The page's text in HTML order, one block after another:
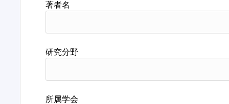
著者名
研究分野
所属学会